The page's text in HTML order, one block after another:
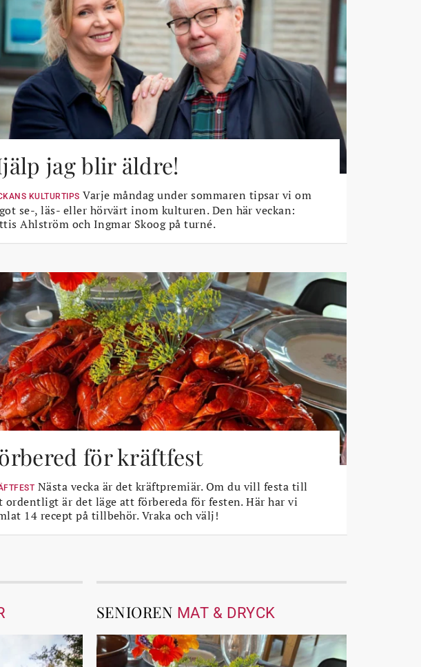
jag blir äldre!
KULTURTIPS Varje måndag under sommaren tipsar vi om
se-, läs- eller hörvärt inom kulturen. Den här veckan:
Ahlström och Ingmar Skoog på turné.
för kräftfest
Nästa vecka är det kräftpremiär. Om du vill festa till
ordentligt är det läge att förbereda för festen. Här har vi
14 recept på tillbehör. Vraka och välj!
SENIOREN MAT & DRYCK